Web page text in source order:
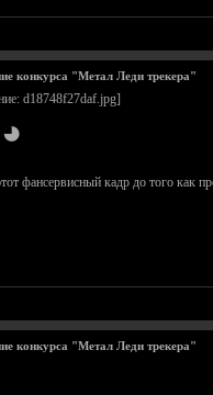
конкурса "Метал Леди трекера"
фансервисный кадр до того как
конкурса "Метал Леди трекера"